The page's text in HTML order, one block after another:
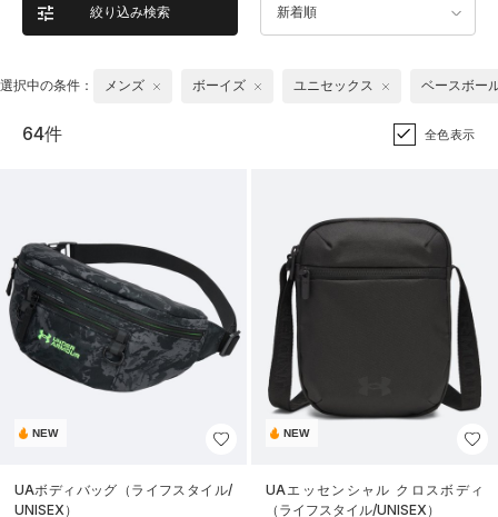
絞り込み検索 新着順
選択中の条件： メンズ ボーイズ ユニセックス ベースボー
64件 全色表示
NEW
UAボディバッグ（ライフスタイル/
UNISEX）
NEW
UAエッセンシャル クロスボディ
（ライフスタイル/UNISEX）